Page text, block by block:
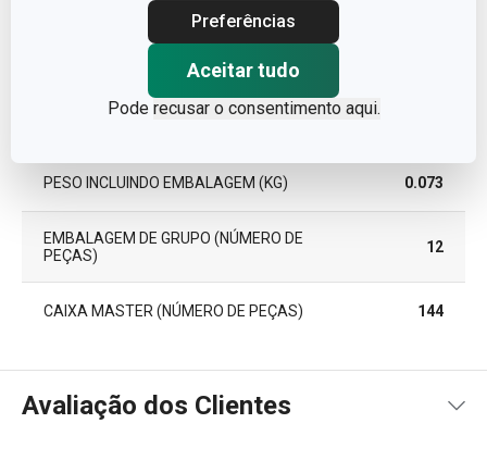
Preferências
Aceitar tudo
Pode recusar o consentimento aqui.
LARGURA (CM)
PESO INCLUINDO EMBALAGEM (KG) 0.073
EMBALAGEM DE GRUPO (NÚMERO DE
PEÇAS)
12
CAIXA MASTER (NÚMERO DE PEÇAS) 144
Avaliação dos Clientes